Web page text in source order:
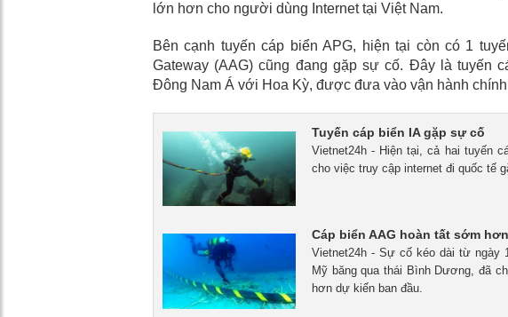
lớn hơn cho người dùng Internet tại Việt Nam.
Bên cạnh tuyến cáp biển APG, hiện tại còn có 1
Gateway (AAG) cũng đang gặp sự cố. Đây là tuyến
Đông Nam Á với Hoa Kỳ, được đưa vào vận hành
Tuyến cáp biển IA gặp sự cố
Vietnet24h - Hiện tại, cả hai tuyến
cho việc truy cập internet đi quốc tế
Cáp biển AAG hoàn tất sớm
Vietnet24h - Sự cố kéo dài từ ngày
Mỹ băng qua thái Bình Dương, đã
hơn dự kiến ban đầu.